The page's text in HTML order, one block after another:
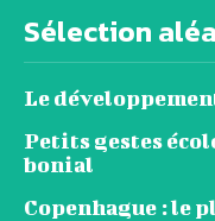
Sélection
Le
Petits gestes
bonial
Copenhague : le